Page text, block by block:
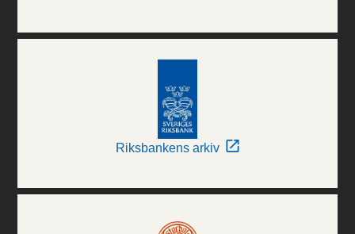
Riksbankens arkiv